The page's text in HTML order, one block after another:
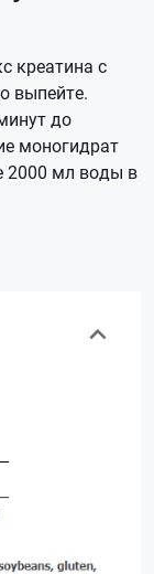
креатина с
выпейте.
до
моногидрат
2000 мл воды в